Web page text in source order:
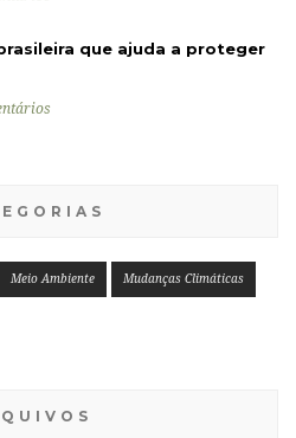
que ajuda a proteger
Meio Ambiente Mudanças Climáticas